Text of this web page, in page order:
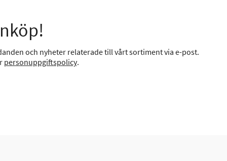
och nyheter relaterade till vårt sortiment via e-post.
personuppgiftspolicy.